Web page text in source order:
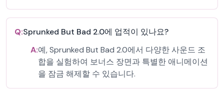
Q:Sprunked But Bad 2.0에 업적이 있나요?
A:예, Sprunked But Bad 2.0에서 다양한 사운드 조
합을 실험하여 보너스 장면과 특별한 애니메이션
을 잠금 해제할 수 있습니다.